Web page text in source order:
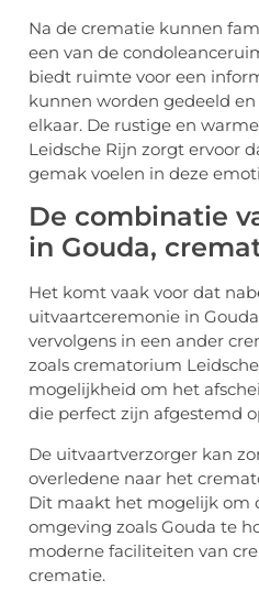
Na de crematie kunnen
een van de
biedt ruimte voor een
kunnen worden gedeeld
elkaar. De rustige en
Leidsche Rijn zorgt ervoor
gemak voelen in deze
De combinatie
in Gouda,
Het komt vaak voor dat
uitvaartceremonie in Gouda
vervolgens in een ander
zoals crematorium
mogelijkheid om het
die perfect zijn afgestemd
De uitvaartverzorger kan
overledene naar het
Dit maakt het mogelijk om
omgeving zoals Gouda te
moderne faciliteiten van
crematie.